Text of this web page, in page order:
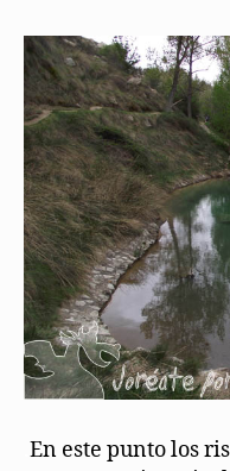
En este punto los